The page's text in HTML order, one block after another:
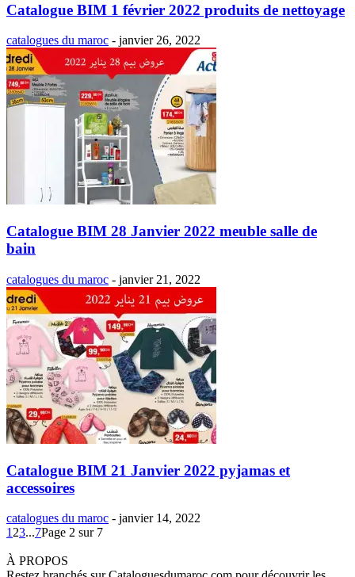
Catalogue BIM 1 février 2022 produits de nettoyage
catalogues du maroc - janvier 26, 2022
Catalogue BIM 28 Janvier 2022 meuble salle de
bain
catalogues du maroc - janvier 21, 2022
Catalogue BIM 21 Janvier 2022 pyjamas et
accessoires
catalogues du maroc - janvier 14, 2022
1 23...7Page 2 sur 7
À PROPOS